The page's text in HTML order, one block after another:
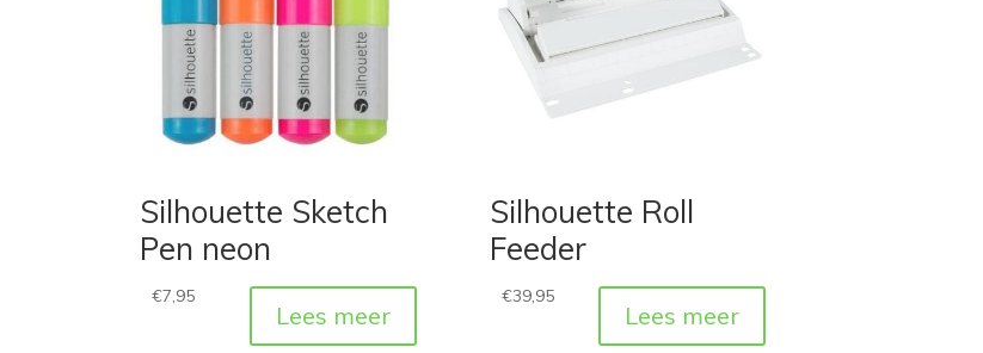
Silhouette Sketch
Pen neon
€7,95
Lees meer
Silhouette Roll
Feeder
€39,95
Lees meer